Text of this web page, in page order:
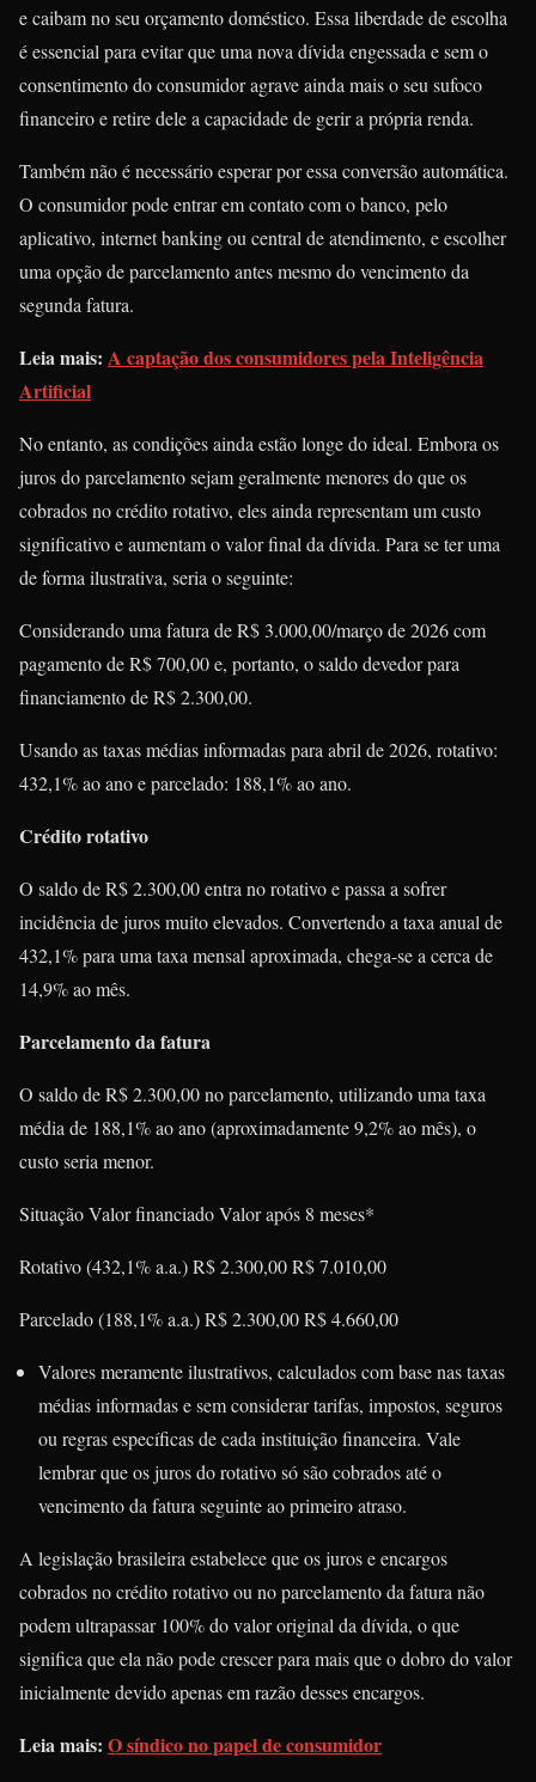
e caibam no seu orçamento doméstico. Essa liberdade de escolha
é essencial para evitar que uma nova dívida engessada e sem o
consentimento do consumidor agrave ainda mais o seu sufoco
financeiro e retire dele a capacidade de gerir a própria renda.
Também não é necessário esperar por essa conversão automática.
O consumidor pode entrar em contato com o banco, pelo
aplicativo, internet banking ou central de atendimento, e escolher
uma opção de parcelamento antes mesmo do vencimento da
segunda fatura.
Leia mais: A captação dos consumidores pela Inteligência
Artificial
No entanto, as condições ainda estão longe do ideal. Embora os
juros do parcelamento sejam geralmente menores do que os
cobrados no crédito rotativo, eles ainda representam um custo
significativo e aumentam o valor final da dívida. Para se ter uma
de forma ilustrativa, seria o seguinte:
Considerando uma fatura de R$ 3.000,00/março de 2026 com
pagamento de R$ 700,00 e, portanto, o saldo devedor para
financiamento de R$ 2.300,00.
Usando as taxas médias informadas para abril de 2026, rotativo:
432,1% ao ano e parcelado: 188,1% ao ano.
Crédito rotativo
O saldo de R$ 2.300,00 entra no rotativo e passa a sofrer
incidência de juros muito elevados. Convertendo a taxa anual de
432,1% para uma taxa mensal aproximada, chega-se a cerca de
14,9% ao mês.
Parcelamento da fatura
O saldo de R$ 2.300,00 no parcelamento, utilizando uma taxa
média de 188,1% ao ano (aproximadamente 9,2% ao mês), o
custo seria menor.
Situação Valor financiado Valor após 8 meses*
Rotativo (432,1% a.a.) R$ 2.300,00 R$ 7.010,00
Parcelado (188,1% a.a.) R$ 2.300,00 R$ 4.660,00
Valores meramente ilustrativos, calculados com base nas taxas
médias informadas e sem considerar tarifas, impostos, seguros
ou regras específicas de cada instituição financeira. Vale
lembrar que os juros do rotativo só são cobrados até o
vencimento da fatura seguinte ao primeiro atraso.
A legislação brasileira estabelece que os juros e encargos
cobrados no crédito rotativo ou no parcelamento da fatura não
podem ultrapassar 100% do valor original da dívida, o que
significa que ela não pode crescer para mais que o dobro do valor
inicialmente devido apenas em razão desses encargos.
Leia mais: O síndico no papel de consumidor